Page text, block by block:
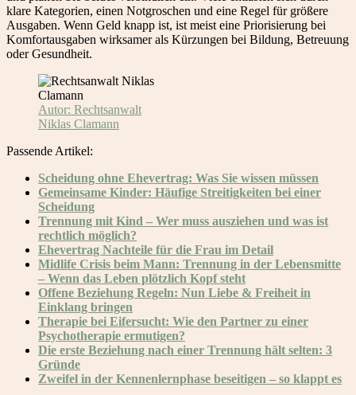
klare Kategorien, einen Notgroschen und eine Regel für größere
Ausgaben. Wenn Geld knapp ist, ist meist eine Priorisierung bei
Komfortausgaben wirksamer als Kürzungen bei Bildung, Betreuung
oder Gesundheit.
Autor: Rechtsanwalt
Niklas Clamann
Passende Artikel:
Scheidung ohne Ehevertrag: Was Sie wissen müssen
Gemeinsame Kinder: Häufige Streitigkeiten bei einer
Scheidung
Trennung mit Kind – Wer muss ausziehen und was ist
rechtlich möglich?
Ehevertrag Nachteile für die Frau im Detail
Midlife Crisis beim Mann: Trennung in der Lebensmitte
– Wenn das Leben plötzlich Kopf steht
Offene Beziehung Regeln: Nun Liebe & Freiheit in
Einklang bringen
Therapie bei Eifersucht: Wie den Partner zu einer
Psychotherapie ermutigen?
Die erste Beziehung nach einer Trennung hält selten: 3
Gründe
Zweifel in der Kennenlernphase beseitigen – so klappt es